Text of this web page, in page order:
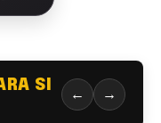
SI
← →